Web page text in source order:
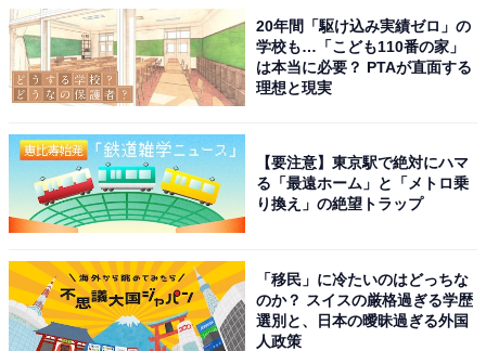
20年間「駆け込み実績ゼロ」の
学校も…「こども110番の家」
は本当に必要？ PTAが直面する
理想と現実
【要注意】東京駅で絶対にハマ
る「最遠ホーム」と「メトロ乗
り換え」の絶望トラップ
「移民」に冷たいのはどっちな
のか？ スイスの厳格過ぎる学歴
選別と、日本の曖昧過ぎる外国
人政策